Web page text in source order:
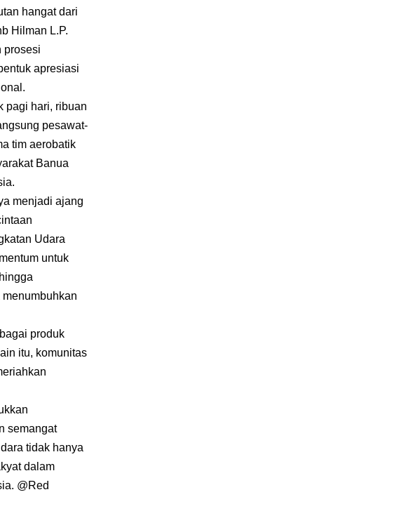
hangat dari
Hilman L.P.
prosesi
apresiasi
pagi hari, ribuan
pesawat-
tim aerobatik
Banua
menjadi ajang
Udara
untuk
produk
itu, komunitas
semangat
tidak hanya
dalam
@Red